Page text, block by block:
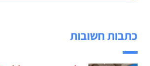
כתבות חשובות